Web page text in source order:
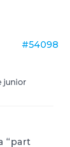
#54098
junior
“part